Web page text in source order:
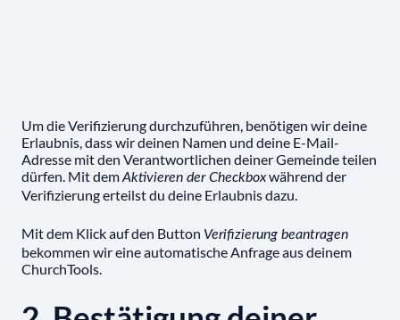
Um die Verifizierung durchzuführen, benötigen wir deine
Erlaubnis, dass wir deinen Namen und deine E-Mail-
Adresse mit den Verantwortlichen deiner Gemeinde teilen
dürfen. Mit demAktivieren der Checkboxwährend der
Verifizierung erteilst du deine Erlaubnis dazu.
Mit dem Klick auf den Button Verifizierung beantragen
bekommen wir eine automatische Anfrage aus deinem
ChurchTools.